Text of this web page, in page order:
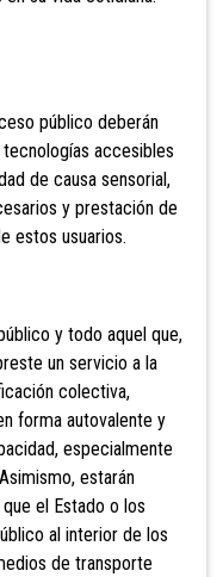
público deberán
accesibles
de causa sensorial,
y prestación de
estos usuarios.
y todo aquel que,
un servicio a la
colectiva,
forma autovalente y
especialmente
estarán
el Estado o los
al interior de los
de transporte